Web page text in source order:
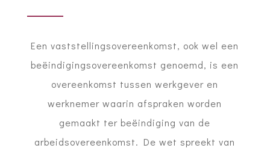
Een vaststellingsovereenkomst, ook wel een
beëindigingsovereenkomst genoemd, is een
overeenkomst tussen werkgever en
werknemer waarin afspraken worden
gemaakt ter beëindiging van de
arbeidsovereenkomst. De wet spreekt van